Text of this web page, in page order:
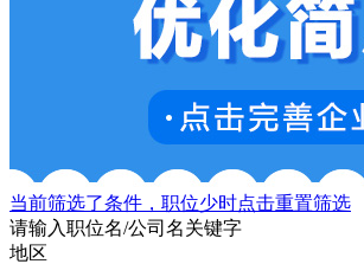
当前筛选了条件，职位少时点击重置筛选
请输入职位名/公司名关键字
地区